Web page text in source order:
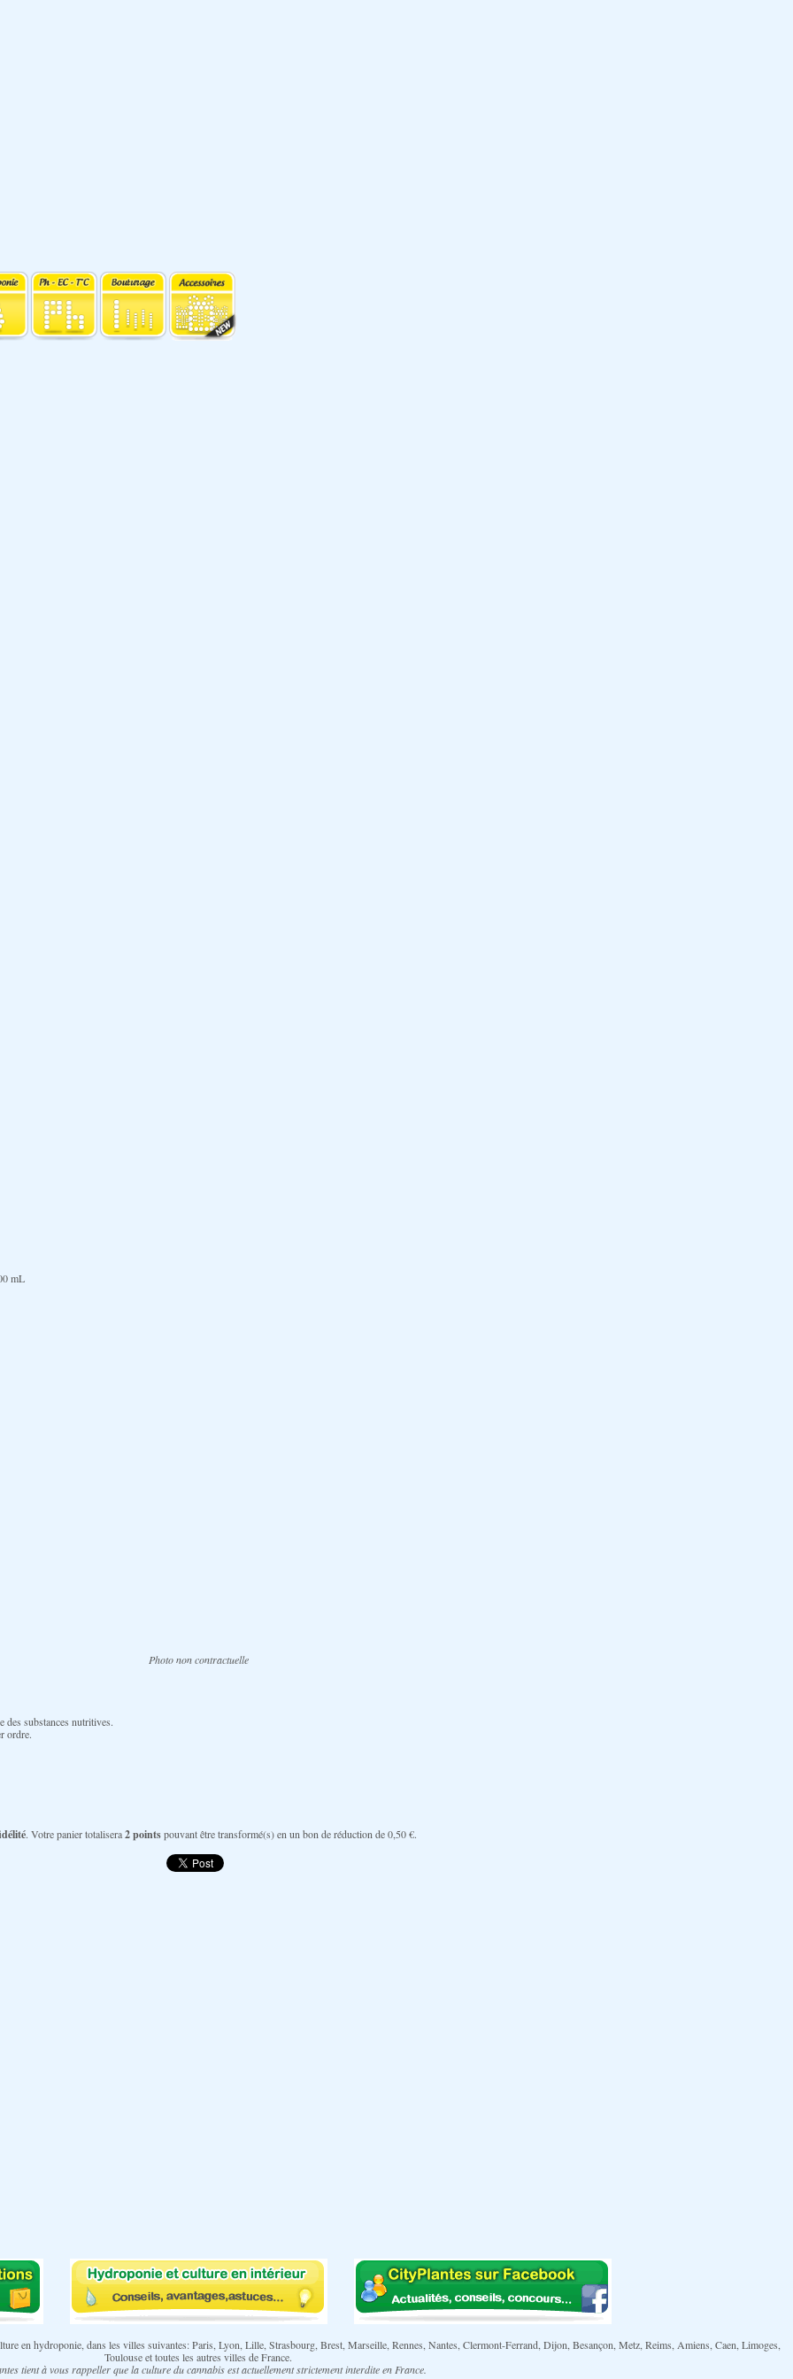
mL
Photo non contractuelle
des substances nutritives.
ordre.
. Votre panier totalisera2pointspouvant être transformé(s) en un bon de réduction de0,50 €.
en hydroponie, dans les villes suivantes: Paris, Lyon, Lille, Strasbourg, Brest, Marseille, Rennes, Nantes, Clermont-Ferrand, Dijon, Besançon, Metz, Reims, Amiens, Caen, Limoges,
Toulouse et toutes les autres villes de France.
tient à vous rappeller que la culture du cannabis est actuellement strictement interdite en France.